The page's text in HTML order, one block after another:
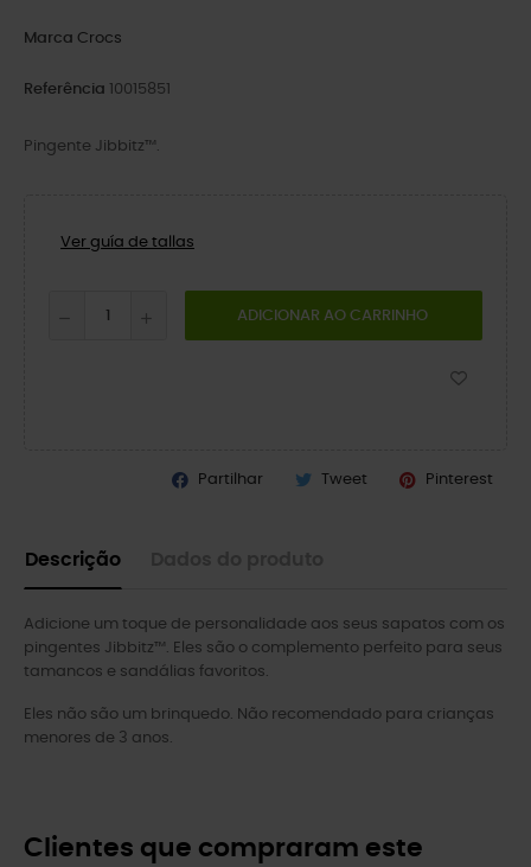
Marca Crocs
Referência 10015851
Pingente Jibbitz™.
Ver guía de tallas
ADICIONAR AO CARRINHO
Partilhar Tweet Pinterest
Descrição
Adicione um toque de personalidade aos seus sapatos com os
pingentes Jibbitz™. Eles são o complemento perfeito para seus
tamancos e sandálias favoritos.
Eles não são um brinquedo. Não recomendado para crianças
menores de 3 anos.
Clientes que compraram este